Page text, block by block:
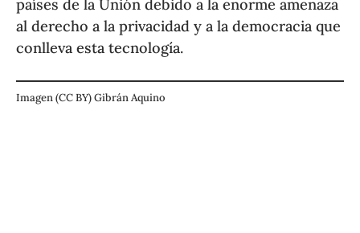
países de la Unión debido a la enorme amenaza
al derecho a la privacidad y a la democracia que
conlleva esta tecnología.
Imagen (CC BY) Gibrán Aquino